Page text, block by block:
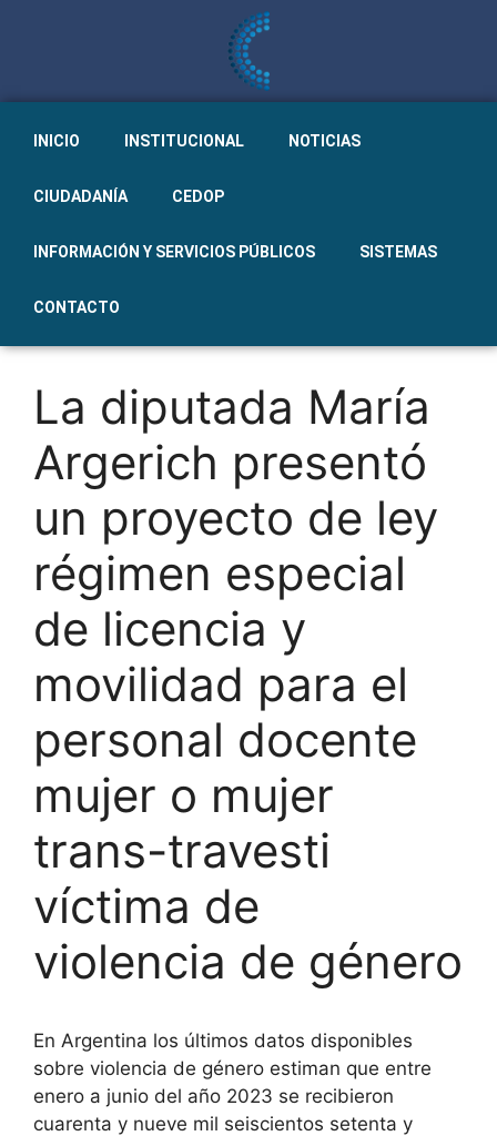
INICIO INSTITUCIONAL NOTICIAS
CIUDADANÍA CEDOP
INFORMACIÓN Y SERVICIOS PÚBLICOS SISTEMAS
CONTACTO
La diputada María
Argerich presentó
un proyecto de ley
régimen especial
de licencia y
movilidad para el
personal docente
mujer o mujer
trans-travesti
víctima de
violencia de género
En Argentina los últimos datos disponibles
sobre violencia de género estiman que entre
enero a junio del año 2023 se recibieron
cuarenta y nueve mil seiscientos setenta y